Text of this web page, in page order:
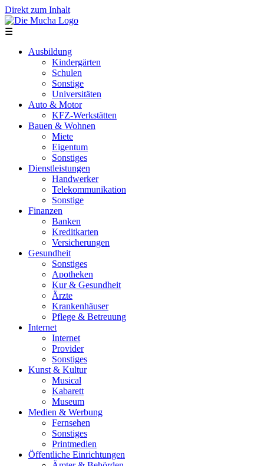
Direkt zum Inhalt
☰
Ausbildung
Kindergärten
Schulen
Sonstige
Universitäten
Auto & Motor
KFZ-Werkstätten
Bauen & Wohnen
Miete
Eigentum
Sonstiges
Dienstleistungen
Handwerker
Telekommunikation
Sonstige
Finanzen
Banken
Kreditkarten
Versicherungen
Gesundheit
Sonstiges
Apotheken
Kur & Gesundheit
Ärzte
Krankenhäuser
Pflege & Betreuung
Internet
Internet
Provider
Sonstiges
Kunst & Kultur
Musical
Kabarett
Museum
Medien & Werbung
Fernsehen
Sonstiges
Printmedien
Öffentliche Einrichtungen